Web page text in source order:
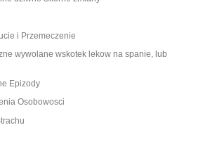
i Przemeczenie
wywolane wskotek lekow na spanie, lub
Epizody
Osobowosci